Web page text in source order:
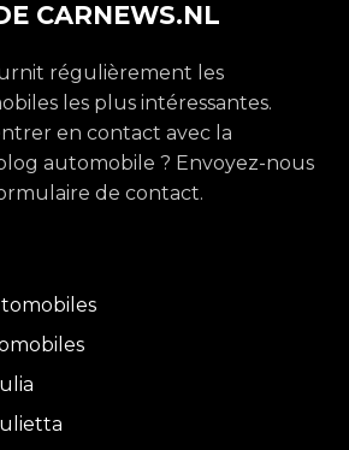
CARNEWS.NL
régulièrement les
les plus intéressantes.
en contact avec la
automobile ? Envoyez-nous
de contact.